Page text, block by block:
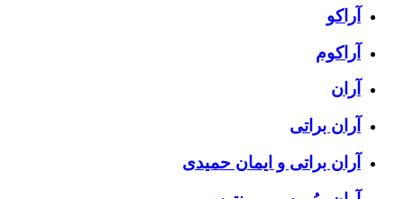
آراکو
آراکوم
آران
آران براتی
آران براتی و ایمان حمیدی